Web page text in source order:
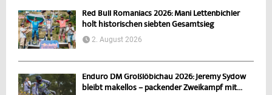
Red Bull Romaniacs 2026: Mani Lettenbichler
holt historischen siebten Gesamtsieg
2. August 2026
Enduro DM Großlöbichau 2026: Jeremy Sydow
bleibt makellos – packender Zweikampf mit...